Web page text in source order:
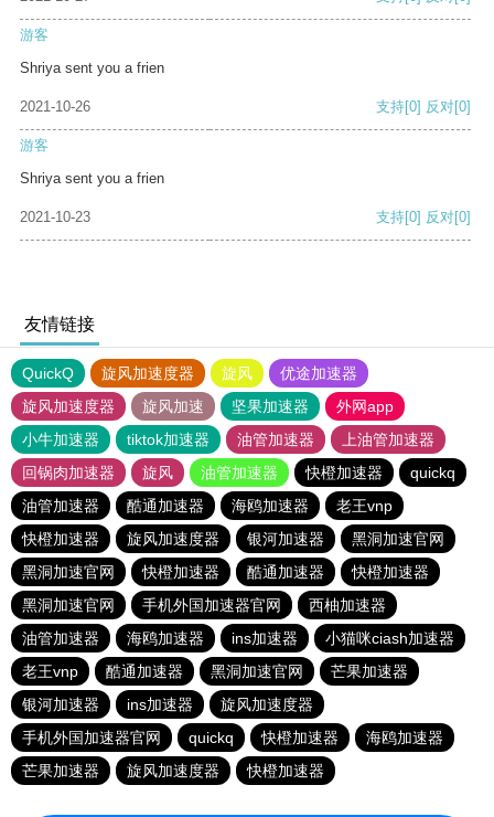
游客
Shriya sent you a frien
2021-10-26 支持[0] 反对[0]
游客
Shriya sent you a frien
2021-10-23 支持[0] 反对[0]
友情链接
QuickQ 旋风加速度器 旋风
优途加速器
旋风加速度器
旋风加速 坚果加速器
外网app
小牛加速器
tiktok加速器 油管加速器
上油管加速器
回锅肉加速器
旋风 油管加速器 快橙加速器
quickq
油管加速器
酷通加速器 海鸥加速器
老王vnp
快橙加速器
旋风加速度器 银河加速器
黑洞加速官网
黑洞加速官网
快橙加速器 酷通加速器
快橙加速器
黑洞加速官网
手机外国加速器官网
西柚加速器
油管加速器
海鸥加速器 ins加速器
小猫咪ciash加速器
老王vnp
酷通加速器 黑洞加速官网
芒果加速器
银河加速器
ins加速器
旋风加速度器
手机外国加速器官网
quickq 快橙加速器
海鸥加速器
芒果加速器
旋风加速度器 快橙加速器